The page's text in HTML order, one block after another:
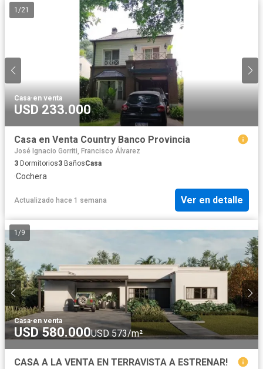
1 /21
Casa·en venta
USD 233.000
Casa en Venta Country Banco Provincia
José Ignacio Gorriti, Francisco Álvarez
3 Dormitorios3 BañosCasa
·Cochera
Actualizado hace 1 semana Ver en detalle
1 /9
Casa·en venta
USD 580.000USD 573/m²
CASA A LA VENTA EN TERRAVISTA A ESTRENAR!